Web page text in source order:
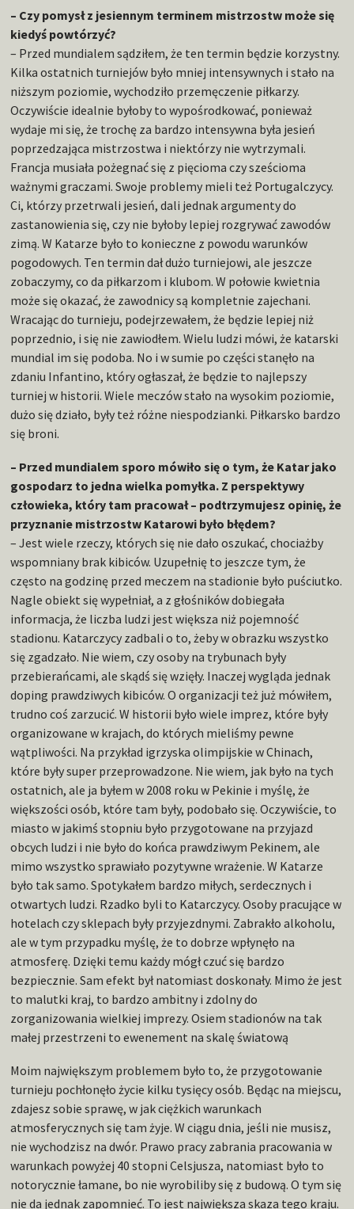
– Czy pomysł z jesiennym terminem mistrzostw może się
kiedyś powtórzyć?
– Przed mundialem sądziłem, że ten termin będzie korzystny.
Kilka ostatnich turniejów było mniej intensywnych i stało na
niższym poziomie, wychodziło przemęczenie piłkarzy.
Oczywiście idealnie byłoby to wypośrodkować, ponieważ
wydaje mi się, że trochę za bardzo intensywna była jesień
poprzedzająca mistrzostwa i niektórzy nie wytrzymali.
Francja musiała pożegnać się z pięcioma czy sześcioma
ważnymi graczami. Swoje problemy mieli też Portugalczycy.
Ci, którzy przetrwali jesień, dali jednak argumenty do
zastanowienia się, czy nie byłoby lepiej rozgrywać zawodów
zimą. W Katarze było to konieczne z powodu warunków
pogodowych. Ten termin dał dużo turniejowi, ale jeszcze
zobaczymy, co da piłkarzom i klubom. W połowie kwietnia
może się okazać, że zawodnicy są kompletnie zajechani.
Wracając do turnieju, podejrzewałem, że będzie lepiej niż
poprzednio, i się nie zawiodłem. Wielu ludzi mówi, że katarski
mundial im się podoba. No i w sumie po części stanęło na
zdaniu Infantino, który ogłaszał, że będzie to najlepszy
turniej w historii. Wiele meczów stało na wysokim poziomie,
dużo się działo, były też różne niespodzianki. Piłkarsko bardzo
się broni.
– Przed mundialem sporo mówiło się o tym, że Katar jako
gospodarz to jedna wielka pomyłka. Z perspektywy
człowieka, który tam pracował – podtrzymujesz opinię, że
przyznanie mistrzostw Katarowi było błędem?
– Jest wiele rzeczy, których się nie dało oszukać, chociażby
wspomniany brak kibiców. Uzupełnię to jeszcze tym, że
często na godzinę przed meczem na stadionie było puściutko.
Nagle obiekt się wypełniał, a z głośników dobiegała
informacja, że liczba ludzi jest większa niż pojemność
stadionu. Katarczycy zadbali o to, żeby w obrazku wszystko
się zgadzało. Nie wiem, czy osoby na trybunach były
przebierańcami, ale skądś się wzięły. Inaczej wygląda jednak
doping prawdziwych kibiców. O organizacji też już mówiłem,
trudno coś zarzucić. W historii było wiele imprez, które były
organizowane w krajach, do których mieliśmy pewne
wątpliwości. Na przykład igrzyska olimpijskie w Chinach,
które były super przeprowadzone. Nie wiem, jak było na tych
ostatnich, ale ja byłem w 2008 roku w Pekinie i myślę, że
większości osób, które tam były, podobało się. Oczywiście, to
miasto w jakimś stopniu było przygotowane na przyjazd
obcych ludzi i nie było do końca prawdziwym Pekinem, ale
mimo wszystko sprawiało pozytywne wrażenie. W Katarze
było tak samo. Spotykałem bardzo miłych, serdecznych i
otwartych ludzi. Rzadko byli to Katarczycy. Osoby pracujące w
hotelach czy sklepach były przyjezdnymi. Zabrakło alkoholu,
ale w tym przypadku myślę, że to dobrze wpłynęło na
atmosferę. Dzięki temu każdy mógł czuć się bardzo
bezpiecznie. Sam efekt był natomiast doskonały. Mimo że jest
to malutki kraj, to bardzo ambitny i zdolny do
zorganizowania wielkiej imprezy. Osiem stadionów na tak
małej przestrzeni to ewenement na skalę światową
Moim największym problemem było to, że przygotowanie
turnieju pochłonęło życie kilku tysięcy osób. Będąc na miejscu,
zdajesz sobie sprawę, w jak ciężkich warunkach
atmosferycznych się tam żyje. W ciągu dnia, jeśli nie musisz,
nie wychodzisz na dwór. Prawo pracy zabrania pracowania w
warunkach powyżej 40 stopni Celsjusza, natomiast było to
notorycznie łamane, bo nie wyrobiliby się z budową. O tym się
nie da jednak zapomnieć. To jest największa skaza tego kraju.